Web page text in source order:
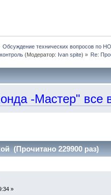
Обсуждение технических вопросов по
(Модератор: Ivan spite) » Re:
-Мастер" все
(Прочитано 229900 раз)
»